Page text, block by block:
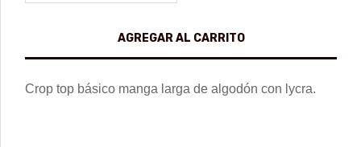
Crop top básico manga larga de algodón con lycra.